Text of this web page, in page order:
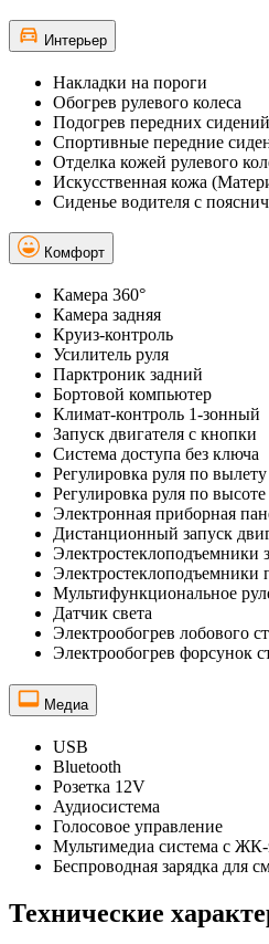
Интерьер
Накладки на пороги
Обогрев рулевого колеса
Подогрев передних сидений
Спортивные передние
Отделка кожей рулевого
Искусственная кожа
Сиденье водителя с
Комфорт
Камера 360°
Камера задняя
Круиз-контроль
Усилитель руля
Парктроник задний
Бортовой компьютер
Климат-контроль 1-зонный
Запуск двигателя с кнопки
Система доступа без ключа
Регулировка руля по вылету
Регулировка руля по высоте
Электронная приборная
Дистанционный запуск
Электростеклоподъемники
Электростеклоподъемники
Мультифункциональное
Датчик света
Электрообогрев лобового
Электрообогрев форсунок
Медиа
USB
Bluetooth
Розетка 12V
Аудиосистема
Голосовое управление
Мультимедиа система с
Беспроводная зарядка для
Технические